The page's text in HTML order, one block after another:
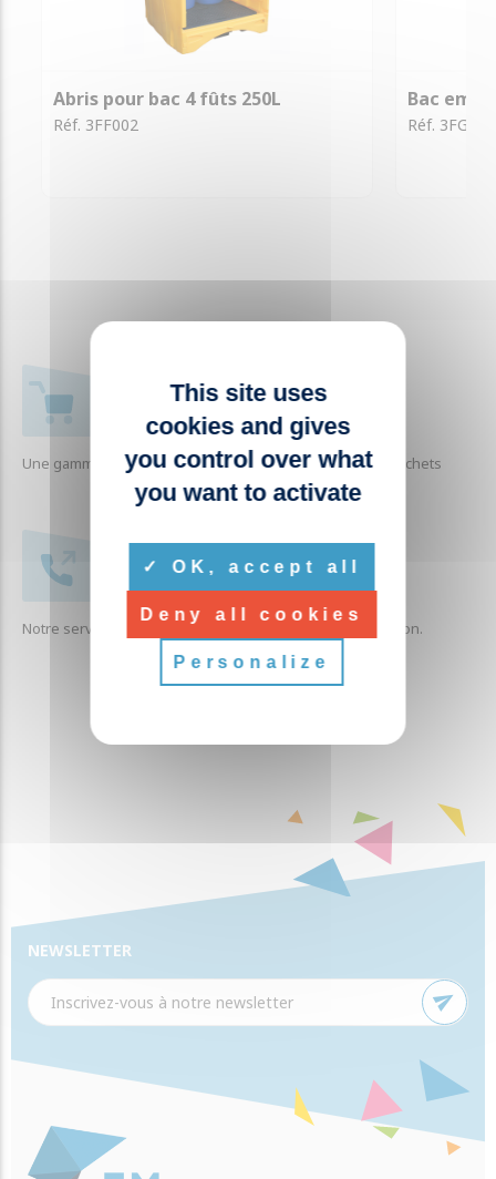
Abris pour bac 4 fûts 250L
Réf. 3FF002
Bac
Réf. 3FG001
+ 1000 RÉFÉRENCES
Une gamme complète de produits liés à la collecte des déchets
SERVICE CLIENTÈLE
Notre service clients est à votre écoute pour toute question.
NEWSLETTER
send
This site uses
cookies and gives
you control over what
you want to activate
OK, accept all
Deny all cookies
Personalize